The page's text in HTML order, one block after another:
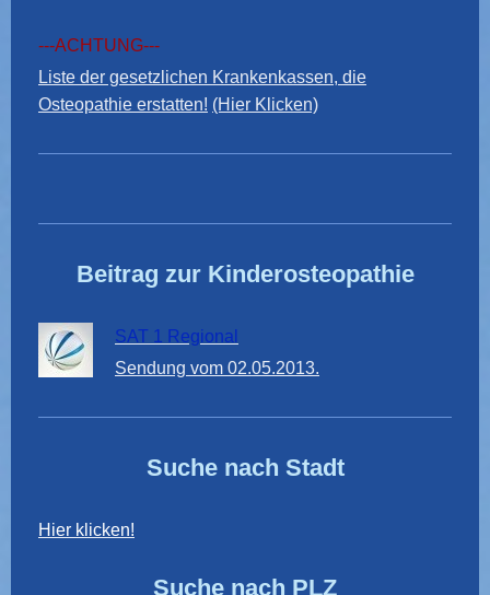
---ACHTUNG---
Liste der gesetzlichen Krankenkassen, die
Osteopathie erstatten! (Hier Klicken)
Beitrag zur Kinderosteopathie
SAT 1 Regional
Sendung vom 02.05.2013.
Suche nach Stadt
Hier klicken!
Suche nach PLZ